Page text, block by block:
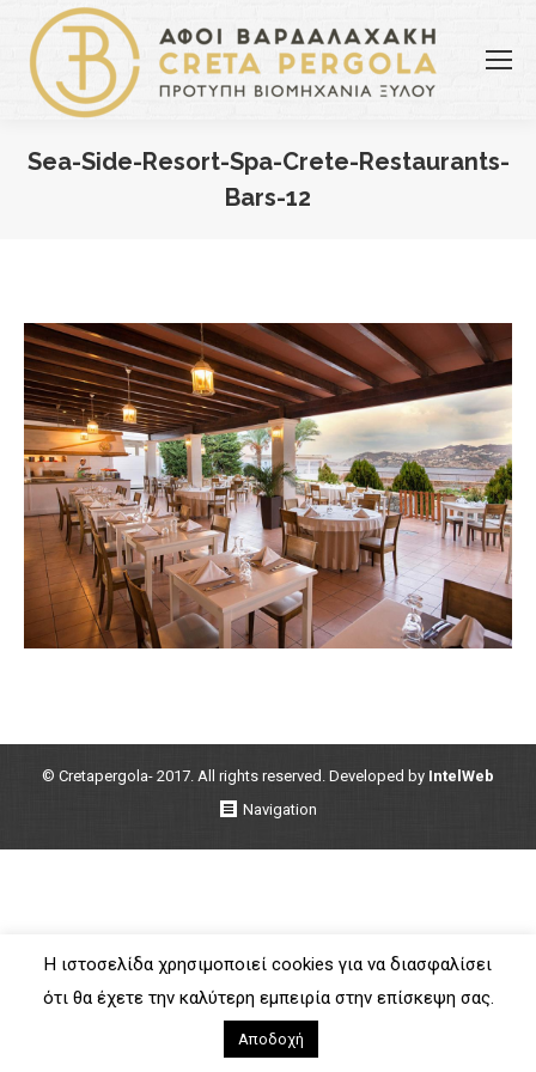
Sea-Side-Resort-Spa-Crete-Restaurants-
Bars-12
© Cretapergola- 2017. All rights reserved. Developed by IntelWeb
Navigation
Η ιστοσελίδα χρησιμοποιεί cookies για να διασφαλίσει
ότι θα έχετε την καλύτερη εμπειρία στην επίσκεψη σας.
Αποδοχή